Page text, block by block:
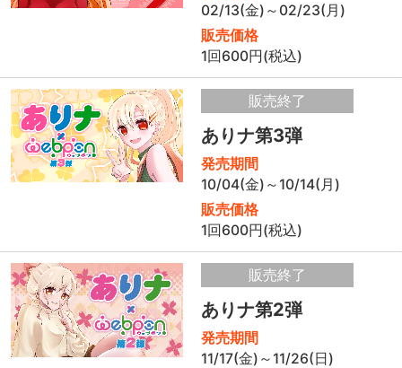
02/13(金)～02/23(月)
販売価格
1回600円(税込)
販売終了
ありナ第3弾
発売期間
10/04(金)～10/14(月)
販売価格
1回600円(税込)
販売終了
ありナ第2弾
発売期間
11/17(金)～11/26(日)